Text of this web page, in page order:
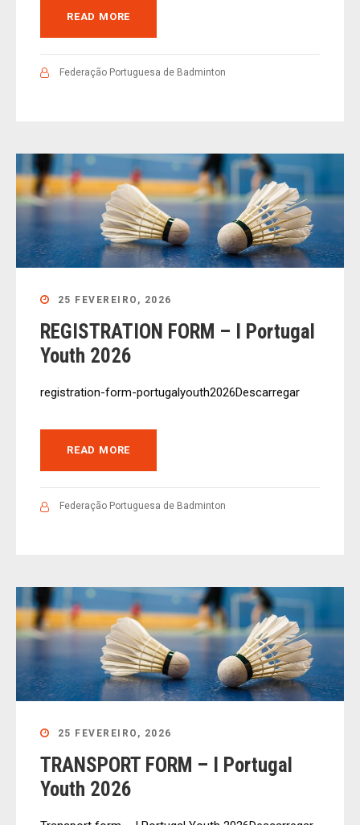
READ MORE
Federação Portuguesa de Badminton
25 FEVEREIRO, 2026
REGISTRATION FORM – I Portugal
Youth 2026
registration-form-portugalyouth2026Descarregar
READ MORE
Federação Portuguesa de Badminton
25 FEVEREIRO, 2026
TRANSPORT FORM – I Portugal
Youth 2026